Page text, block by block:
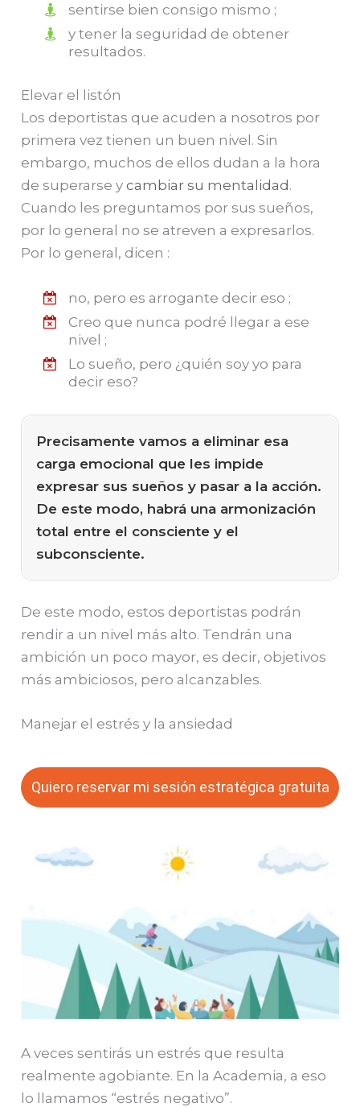
sentirse bien consigo mismo ;
y tener la seguridad de obtener
resultados.
Elevar el listón
Los deportistas que acuden a nosotros por
primera vez tienen un buen nivel. Sin
embargo, muchos de ellos dudan a la hora
de superarse ycambiar su mentalidad .
Cuando les preguntamos por sus sueños,
por lo general no se atreven a expresarlos.
Por lo general, dicen :
no, pero es arrogante decir eso ;
Creo que nunca podré llegar a ese
nivel ;
Lo sueño, pero ¿quién soy yo para
decir eso?
Precisamente vamos a eliminar esa
carga emocional que les impide
expresar sus sueños y pasar a la acción.
De este modo, habrá una armonización
total entre el consciente y el
subconsciente.
De este modo, estos deportistas podrán
rendir a un nivel más alto. Tendrán una
ambición un poco mayor, es decir, objetivos
más ambiciosos, pero alcanzables.
Manejar el estrés y la ansiedad
Quiero reservar mi sesión estratégica gratuita
A veces sentirás un estrés que resulta
realmente agobiante. En la Academia, a eso
lo llamamos “estrés negativo”.